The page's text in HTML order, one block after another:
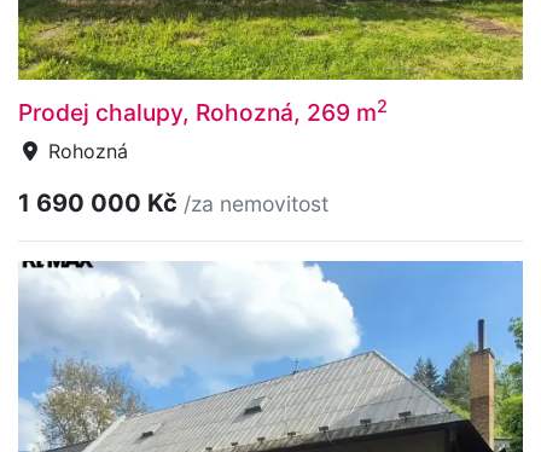
Prodej chalupy, Rohozná, 269 m2
Rohozná
1 690 000 Kč /za nemovitost